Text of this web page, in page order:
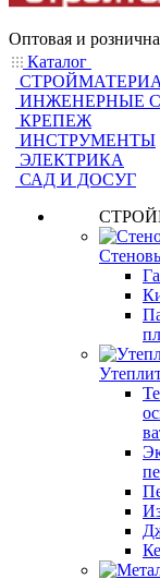
Оптовая и
Каталог
ИНЖЕНЕРНЫЕ
КРЕПЕЖ
ИНСТРУМЕНТЫ
ЭЛЕКТРИКА
САД И ДОСУГ